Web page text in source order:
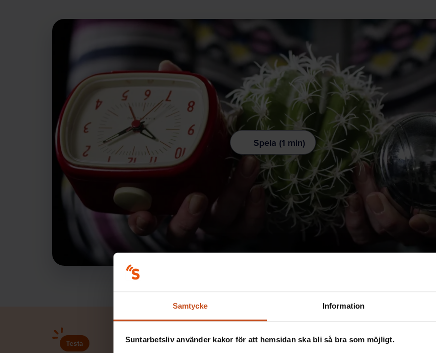
Samtycke Information
Suntarbetsliv använder kakor för att hemsidan ska bli så bra som möjligt.
Spela (1 min)
Testa